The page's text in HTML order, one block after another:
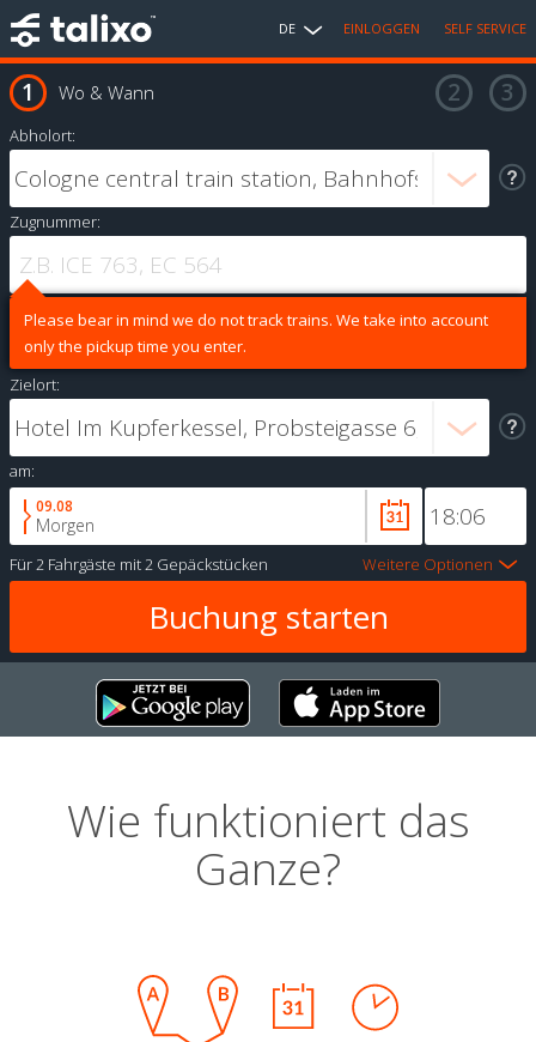
DE EINLOGGEN SELF SERVICE
Wo & Wann
Abholort:
Zugnummer:
Please bear in mind we do not track trains. We take into account
only the pickup time you enter.
Zielort:
am:
09.08
Morgen
Für2 Fahrgäste mit2 Gepäckstücken Weitere Optionen
Wie funktioniert das
Ganze?